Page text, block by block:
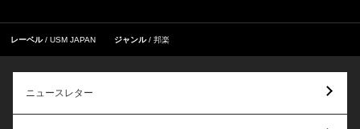
レーベル USM JAPAN ジャンル 邦楽
ニュースレター